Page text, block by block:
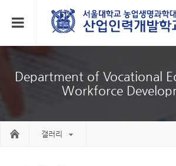
Department of Vocational
Workforce
갤러리